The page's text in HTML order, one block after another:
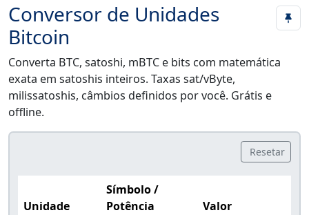
Conversor de Unidades
Bitcoin
Converta BTC, satoshi, mBTC e bits com matemática
exata em satoshis inteiros. Taxas sat/vByte,
milissatoshis, câmbios definidos por você. Grátis e
offline.
Resetar
Unidade
Símbolo /
Potência
Valor